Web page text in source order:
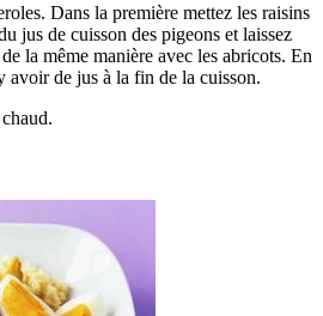
Dans la première mettez les raisins
jus de cuisson des pigeons et laissez
la même manière avec les abricots. En
de jus à la fin de la cuisson.